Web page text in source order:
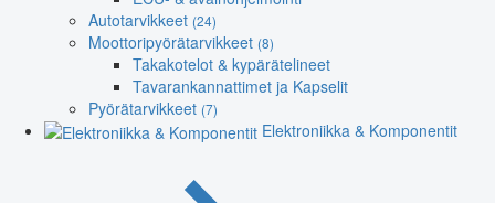
Autotarvikkeet (24)
Moottoripyörätarvikkeet (8)
Takakotelot & kypärätelineet
Tavarankannattimet ja Kapselit
Pyörätarvikkeet (7)
Elektroniikka & Komponentit